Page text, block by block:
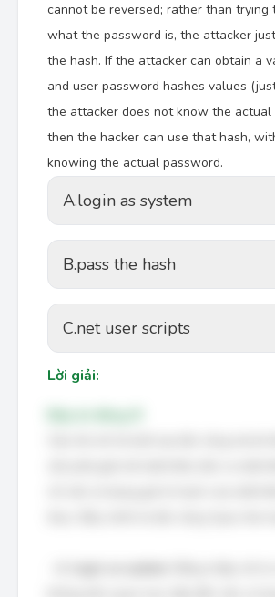
cannot be reversed; rather than trying
what the password is, the attacker
the hash. If the attacker can obtain a
and user password hashes values
the attacker does not know the actual
then the hacker can use that hash,
knowing the actual password.
A.login as system
B.pass the hash
C.net user scripts
Lời giải: